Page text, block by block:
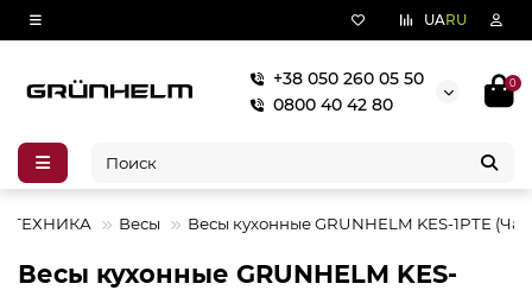
UARU
+38 050 260 05 50
0800 40 42 80
0
ТЕХНИКА Весы Весы кухонные GRUNHELM KES-1PTE
Весы кухонные GRUNHELM KES-